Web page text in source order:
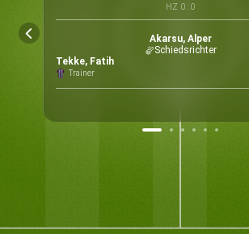
HZ 0 : 0
Akarsu, Alper
Schiedsrichter
Tekke, Fatih
Trainer